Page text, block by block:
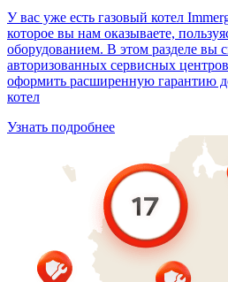
У вас уже есть газовый котел
которое вы нам оказываете,
оборудованием. В этом разделе вы
авторизованных сервисных
оформить расширенную гарантию
котел
Узнать подробнее